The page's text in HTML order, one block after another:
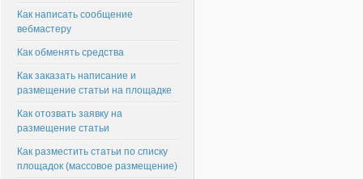
Как написать сообщение
вебмастеру
Как обменять средства
Как заказать написание и
размещение статьи на площадке
Как отозвать заявку на
размещение статьи
Как разместить статьи по списку
площадок (массовое размещение)